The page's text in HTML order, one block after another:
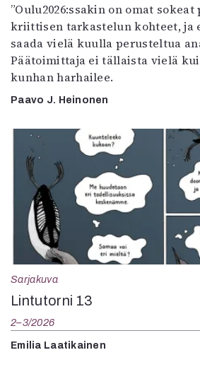
”Oulu2026:ssakin on omat sokeat
kriittisen tarkastelun kohteet, ja
saada vielä kuulla perusteltua
Päätoimittaja ei tällaista vielä
kunhan harhailee.
Paavo J. Heinonen
Sarjakuva
Lintutorni 13
2–3/2026
Emilia Laatikainen